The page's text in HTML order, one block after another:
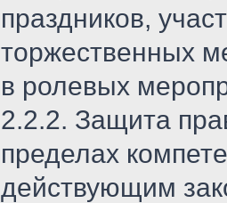
праздников,
торжественных
в ролевых
2.2.2. Защита
пределах
действующим